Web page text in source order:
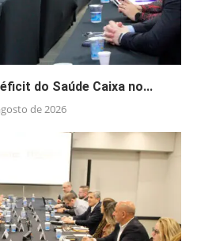
do Saúde Caixa no...
de 2026